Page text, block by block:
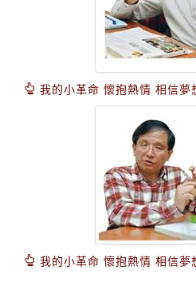
我的小革命 懷抱熱情 相信夢
我的小革命 懷抱熱情 相信夢